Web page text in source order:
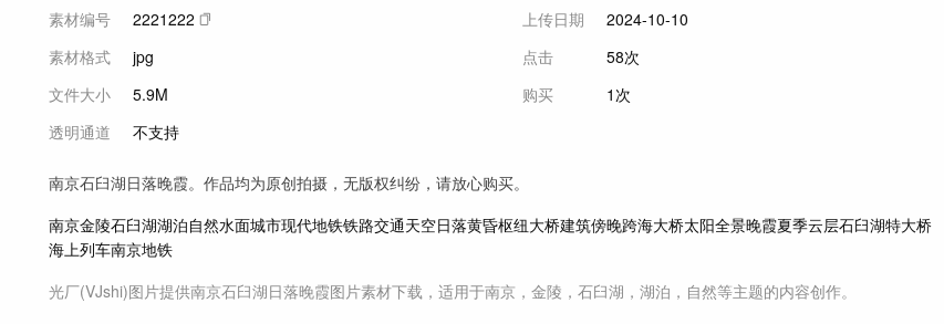
素材编号
2221222
素材格式
jpg
文件大小
5.9M
透明通道
不支持
上传日期
2024-10-10
点击
58次
购买
1次
南京石臼湖日落晚霞。作品均为原创拍摄，无版权纠纷，请放心购买。
南京金陵石臼湖湖泊自然水面城市现代地铁铁路交通天空日落黄昏枢纽大桥建筑傍晚跨海大桥太阳全景晚霞夏季云层石臼湖特大桥
海上列车南京地铁
光厂(VJshi)图片提供南京石臼湖日落晚霞图片素材下载，适用于南京，金陵，石臼湖，湖泊，自然等主题的内容创作。